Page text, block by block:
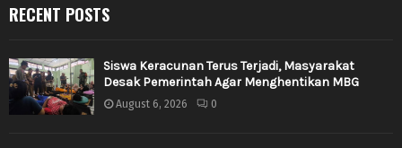
RECENT POSTS
Siswa Keracunan Terus Terjadi, Masyarakat
Desak Pemerintah Agar Menghentikan MBG
August 6, 2026 0